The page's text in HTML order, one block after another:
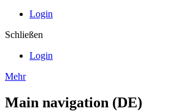
Login
Schließen
Login
Mehr
Main navigation (DE)